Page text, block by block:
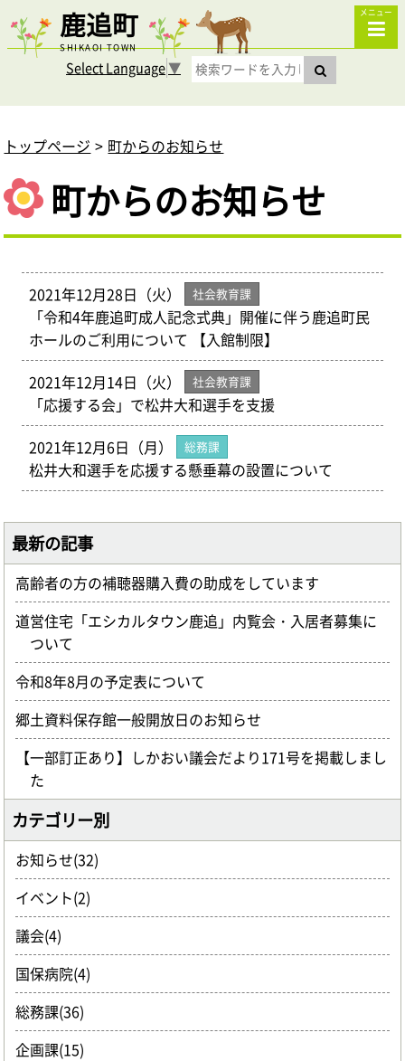
鹿追町
SHIKAOI TOWN
メニュー
Select Language▼
トップページ 町からのお知らせ
町からのお知らせ
2021年12月28日（火） 社会教育課
「令和4年鹿追町成人記念式典」開催に伴う鹿追町民
ホールのご利用について 【入館制限】
2021年12月14日（火）
社会教育課
「応援する会」で松井大和選手を支援
2021年12月6日（月）
総務課
松井大和選手を応援する懸垂幕の設置について
最新の記事
高齢者の方の補聴器購入費の助成をしています
道営住宅「エシカルタウン鹿追」内覧会・入居者募集に
ついて
令和8年8月の予定表について
郷土資料保存館一般開放日のお知らせ
【一部訂正あり】しかおい議会だより171号を掲載しまし
た
カテゴリー別
お知らせ(32)
イベント(2)
議会(4)
国保病院(4)
総務課(36)
企画課(15)